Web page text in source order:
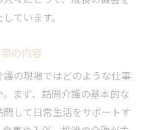
ています。
の内容
の現場ではどのような仕事
まず、訪問介護の基本的な
して日常生活をサポートす